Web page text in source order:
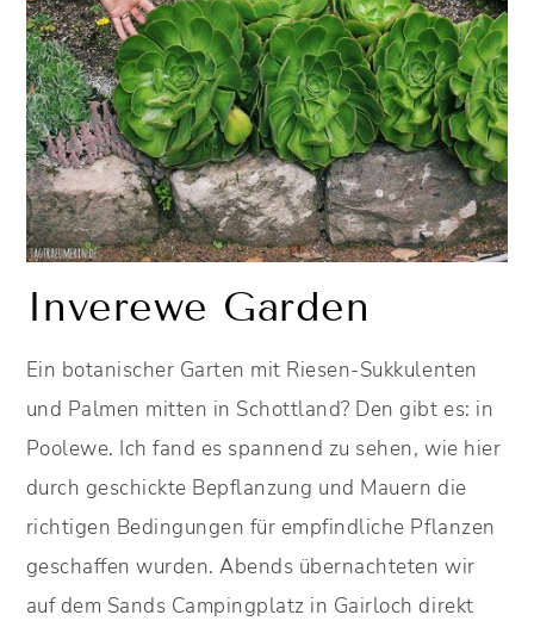
Inverewe Garden
Ein botanischer Garten mit Riesen-Sukkulenten
und Palmen mitten in Schottland? Den gibt es: in
Poolewe. Ich fand es spannend zu sehen, wie hier
durch geschickte Bepflanzung und Mauern die
richtigen Bedingungen für empfindliche Pflanzen
geschaffen wurden. Abends übernachteten wir
auf dem Sands Campingplatz in Gairloch direkt